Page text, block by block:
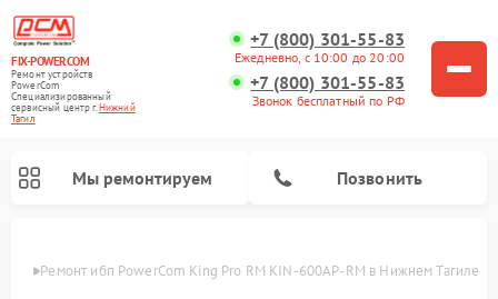
FIX-POWERCOM
Ремонт устройств
PowerCom
Специализированный
cервисный центр г.Нижний
Тагил
+7 (800) 301-55-83
Ежедневно, с 10:00 до 20:00
+7 (800) 301-55-83
Звонок бесплатный по РФ
Мы ремонтируем Позвонить
Ремонт ибп PowerCom King Pro RM KIN-600AP-RM в Нижнем Тагиле